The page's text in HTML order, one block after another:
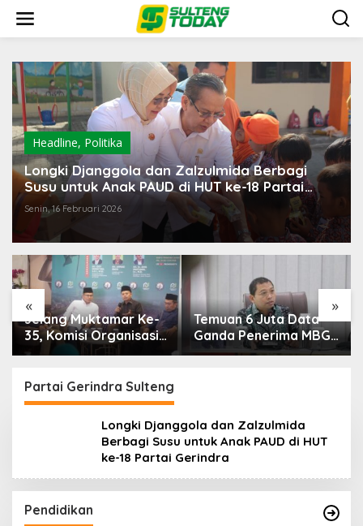
konten
Headline, Politika
Longki Djanggola dan Zalzulmida Berbagi
Susu untuk Anak PAUD di HUT ke-18 Partai
Gerindra
Senin, 16 Februari 2026
« »
Temuan 6 Juta Data
Ganda Penerima MBG,
Komisi IX: Tindak
Pemerintah Diminta
Mengkaji Rencana
Kenaikan Gaji Kepala
Partai Gerindra Sulteng
Longki Djanggola dan Zalzulmida
Berbagi Susu untuk Anak PAUD di HUT
ke-18 Partai Gerindra
Pendidikan